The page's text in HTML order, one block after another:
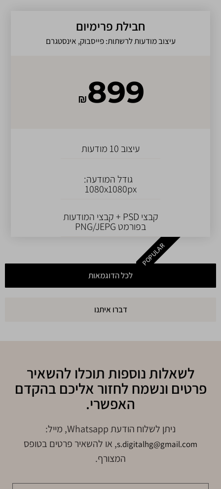
חבילת פרימיום
עיצוב מודעות לרשתות: פייסבוק, אינסטגרם
₪899
עיצוב 10 מודעות
גודל המודעה:
1080x1080px
קבצי PSD + קבצי המודעות
בפורמט PNG/JEPG
POPULAR
לכל הדוגמאות
דברו איתנו
לשאלות נוספות תוכלו להשאיר
פרטים ונשמח לחזור אליכם בהקדם
האפשרי.
ניתן לשלוח הודעת Whatsapp, מייל:
s.digitalhg@gmail.com, או להשאיר פרטים בטופס
המצורף.